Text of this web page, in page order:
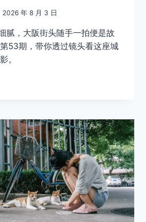
2026 年 8 月 3 日
腻，大阪街头随手一拍便是故
53期，带你透过镜头看这座城
。